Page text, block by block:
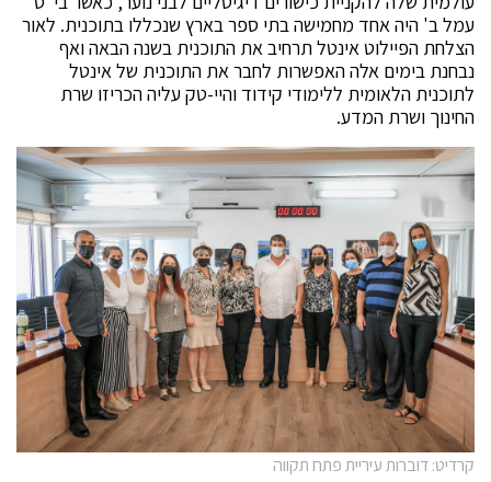
עמל ב' היה אחד מחמישה בתי ספר בארץ שנכללו בתוכנית. לאור
הצלחת הפיילוט אינטל תרחיב את התוכנית בשנה הבאה ואף
נבחנת בימים אלה האפשרות לחבר את התוכנית של אינטל
לתוכנית הלאומית ללימודי קידוד והיי-טק עליה הכריזו שרת
החינוך ושרת המדע.
קרדיט: דוברות עיריית פתח תקווה